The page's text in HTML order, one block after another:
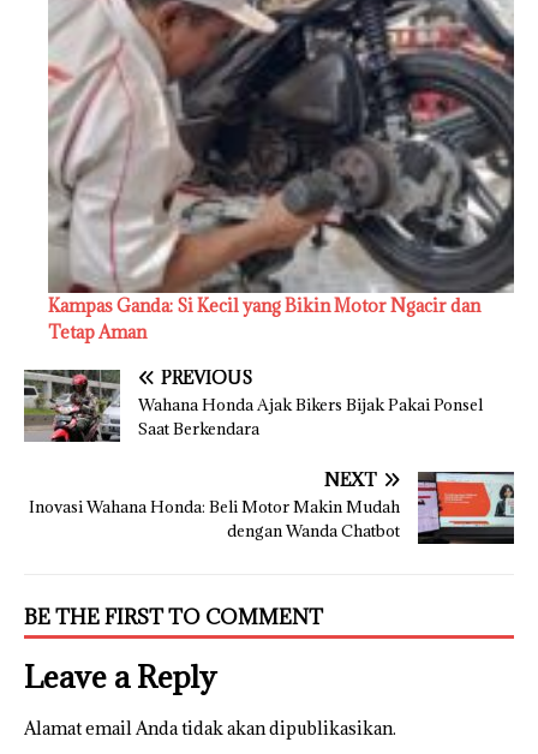
Kampas Ganda: Si Kecil yang Bikin Motor Ngacir dan
Tetap Aman
PREVIOUS
Wahana Honda Ajak Bikers Bijak Pakai Ponsel
Saat Berkendara
NEXT
Inovasi Wahana Honda: Beli Motor Makin Mudah
dengan Wanda Chatbot
BE THE FIRST TO COMMENT
Leave a Reply
Alamat email Anda tidak akan dipublikasikan.